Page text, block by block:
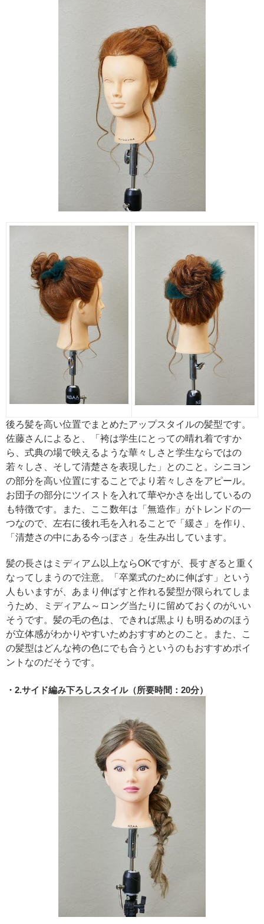
後ろ髪を高い位置でまとめたアップスタイルの髪型です。
佐藤さんによると、「袴は学生にとっての晴れ着ですか
ら、式典の場で映えるような華々しさと学生ならではの
若々しさ、そして清楚さを表現した」とのこと。シニヨン
の部分を高い位置にすることでより若々しさをアピール。
お団子の部分にツイストを入れて華やかさを出しているの
も特徴です。また、ここ数年は「無造作」がトレンドの一
つなので、左右に後れ毛を入れることで「緩さ」を作り、
「清楚さの中にある今っぽさ」を生み出しています。
髪の長さはミディアム以上ならOKですが、長すぎると重く
なってしまうので注意。「卒業式のために伸ばす」という
人もいますが、あまり伸ばすと作れる髪型が限られてしま
うため、ミディアム～ロング当たりに留めておくのがいい
そうです。髪の毛の色は、できれば黒よりも明るめのほう
が立体感がわかりやすいためおすすめとのこと。また、こ
の髪型はどんな袴の色にでも合うというのもおすすめポイ
ントなのだそうです。
2.サイド編み下ろしスタイル（所要時間：20分）